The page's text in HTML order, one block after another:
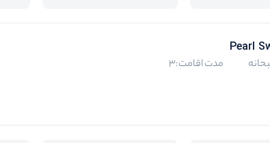
Pearl
مدت اقامت:3